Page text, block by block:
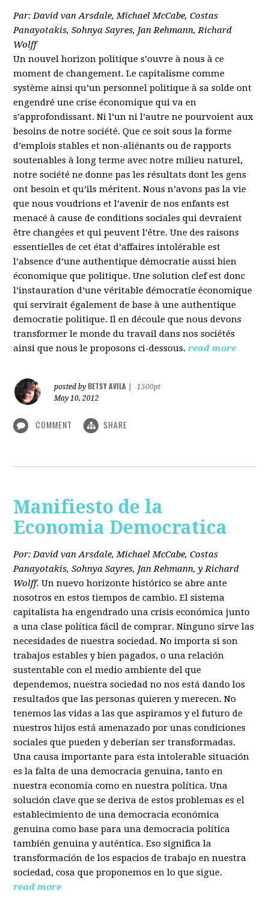
Par: David van Arsdale, Michael McCabe, Costas
Panayotakis, Sohnya Sayres, Jan Rehmann, Richard
Wolff
Un nouvel horizon politique s’ouvre à nous à ce
moment de changement. Le capitalisme comme
système ainsi qu’un personnel politique à sa solde ont
engendré une crise économique qui va en
s’approfondissant. Ni l’un ni l’autre ne pourvoient aux
besoins de notre société. Que ce soit sous la forme
d’emplois stables et non-aliénants ou de rapports
soutenables à long terme avec notre milieu naturel,
notre société ne donne pas les résultats dont les gens
ont besoin et qu’ils méritent. Nous n’avons pas la vie
que nous voudrions et l’avenir de nos enfants est
menacé à cause de conditions sociales qui devraient
être changées et qui peuvent l’être. Une des raisons
essentielles de cet état d’affaires intolérable est
l’absence d’une authentique démocratie aussi bien
économique que politique. Une solution clef est donc
l’instauration d’une véritable démocratie économique
qui servirait également de base à une authentique
democratie politique. Il en découle que nous devons
transformer le monde du travail dans nos sociétés
ainsi que nous le proposons ci-dessous. read more
posted by BETSY AVILA
1500pt
May 10, 2012
COMMENT SHARE
Manifiesto de la
Economia Democratica
Por: David van Arsdale, Michael McCabe, Costas
Panayotakis, Sohnya Sayres, Jan Rehmann, y Richard
Wolff. Un nuevo horizonte histórico se abre ante
nosotros en estos tiempos de cambio. El sistema
capitalista ha engendrado una crisis económica junto
a una clase política fácil de comprar. Ninguno sirve las
necesidades de nuestra sociedad. No importa si son
trabajos estables y bien pagados, o una relación
sustentable con el medio ambiente del que
dependemos, nuestra sociedad no nos está dando los
resultados que las personas quieren y merecen. No
tenemos las vidas a las que aspiramos y el futuro de
nuestros hijos está amenazado por unas condiciones
sociales que pueden y deberían ser transformadas.
Una causa importante para esta intolerable situación
es la falta de una democracia genuina, tanto en
nuestra economía como en nuestra política. Una
solución clave que se deriva de estos problemas es el
establecimiento de una democracia económica
genuina como base para una democracia política
también genuina y auténtica. Eso significa la
transformación de los espacios de trabajo en nuestra
sociedad, cosa que proponemos en lo que sigue.
read more